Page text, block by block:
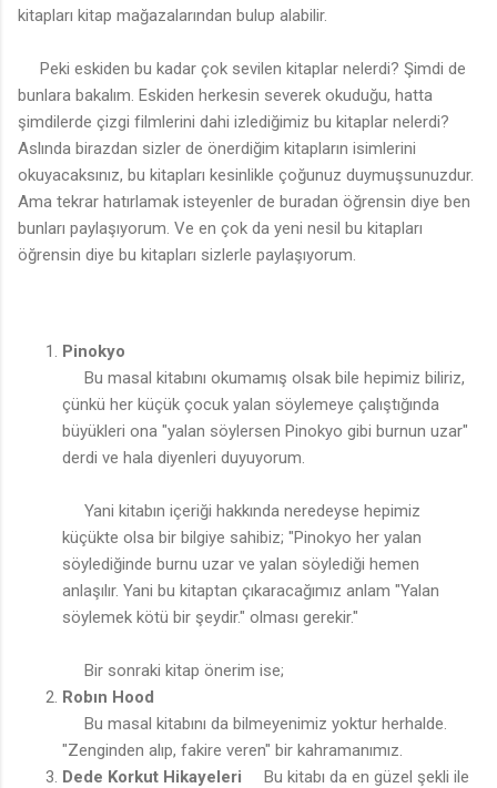
kitapları kitap mağazalarından bulup alabilir.
Peki eskiden bu kadar çok sevilen kitaplar nelerdi? Şimdi de
bunlara bakalım. Eskiden herkesin severek okuduğu, hatta
şimdilerde çizgi filmlerini dahi izlediğimiz bu kitaplar nelerdi?
Aslında birazdan sizler de önerdiğim kitapların isimlerini
okuyacaksınız, bu kitapları kesinlikle çoğunuz duymuşsunuzdur.
Ama tekrar hatırlamak isteyenler de buradan öğrensin diye ben
bunları paylaşıyorum. Ve en çok da yeni nesil bu kitapları
öğrensin diye bu kitapları sizlerle paylaşıyorum.
Pinokyo
Bu masal kitabını okumamış olsak bile hepimiz biliriz,
çünkü her küçük çocuk yalan söylemeye çalıştığında
büyükleri ona "yalan söylersen Pinokyo gibi burnun uzar"
derdi ve hala diyenleri duyuyorum.
Yani kitabın içeriği hakkında neredeyse hepimiz
küçükte olsa bir bilgiye sahibiz; "Pinokyo her yalan
söylediğinde burnu uzar ve yalan söylediği hemen
anlaşılır. Yani bu kitaptan çıkaracağımız anlam "Yalan
söylemek kötü bir şeydir." olması gerekir."
Bir sonraki kitap önerim ise;
Robın Hood
Bu masal kitabını da bilmeyenimiz yoktur herhalde.
"Zenginden alıp, fakire veren" bir kahramanımız.
Dede Korkut Hikayeleri Bu kitabı da en güzel şekli ile